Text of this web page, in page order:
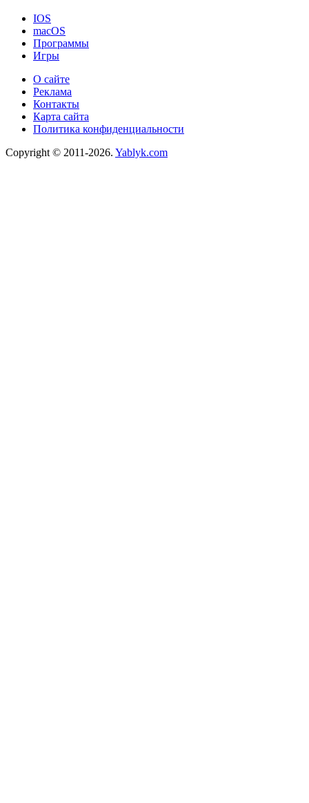
IOS
macOS
Программы
Игры
О сайте
Реклама
Контакты
Карта сайта
Политика конфиденциальности
Copyright © 2011-2026. Yablyk.сom